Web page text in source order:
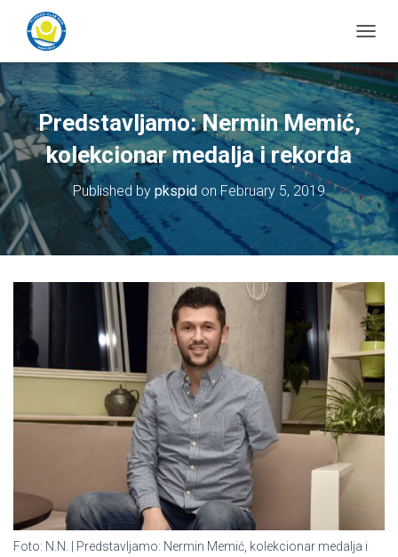
o
g
g
l
e
N
a
v
i
g
a
t
o
Predstavljamo: Nermin Memić,
kolekcionar medalja i rekorda
Published by pkspid onFebruary 5, 2019
Foto: N.N. | Predstavljamo: Nermin Memić, kolekcionar medalja i